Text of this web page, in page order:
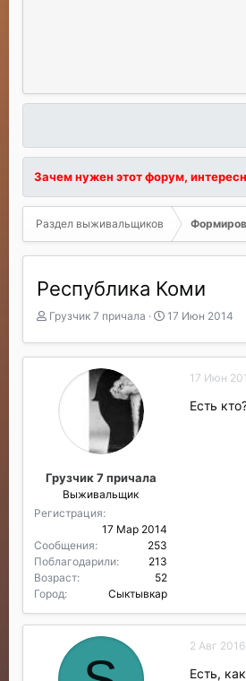
Зачем нужен этот форум,
Раздел выживальщиков
Республика Коми
А
т
Грузчик 7 причала
Д
т
17 Июн 2014
Грузчик 7 причала
Выживальщик
Регистрация
17 Мар 2014
Сообщения
253
Поблагодарили
213
Возраст
52
Город
Сыктывкар
17 Июн
Есть
2 Авг 2016
Есть,